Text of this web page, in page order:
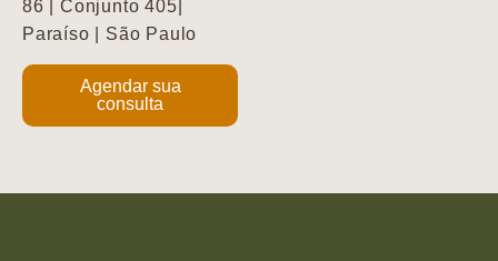
86 | Conjunto 405|
Paraíso | São Paulo
Agendar sua
consulta